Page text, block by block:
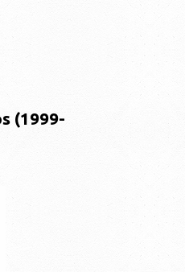
(1999-